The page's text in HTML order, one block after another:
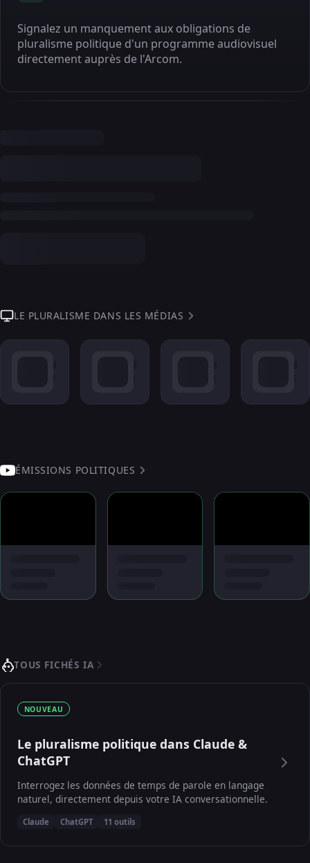
Signalez un manquement aux obligations de
pluralisme politique d'un programme audiovisuel
directement auprès de l'Arcom.
LE PLURALISME DANS LES MÉDIAS
ÉMISSIONS POLITIQUES
TOUS FICHÉS IA
NOUVEAU
Le pluralisme politique dans Claude &
ChatGPT
Interrogez les données de temps de parole en langage
naturel, directement depuis votre IA conversationnelle.
Claude ChatGPT 11 outils